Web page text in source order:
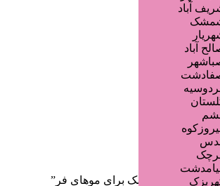
آباد
آباد
خورده “ماسک برای موهای فر”